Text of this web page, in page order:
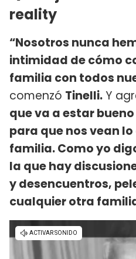
reality
“Nosotros nunca
intimidad de cómo
familia con todos
comenzó Tinelli.Y
que va a estar
para que nos vean
familia. Como yo
la que hay
y desencuentros,
cualquier otra